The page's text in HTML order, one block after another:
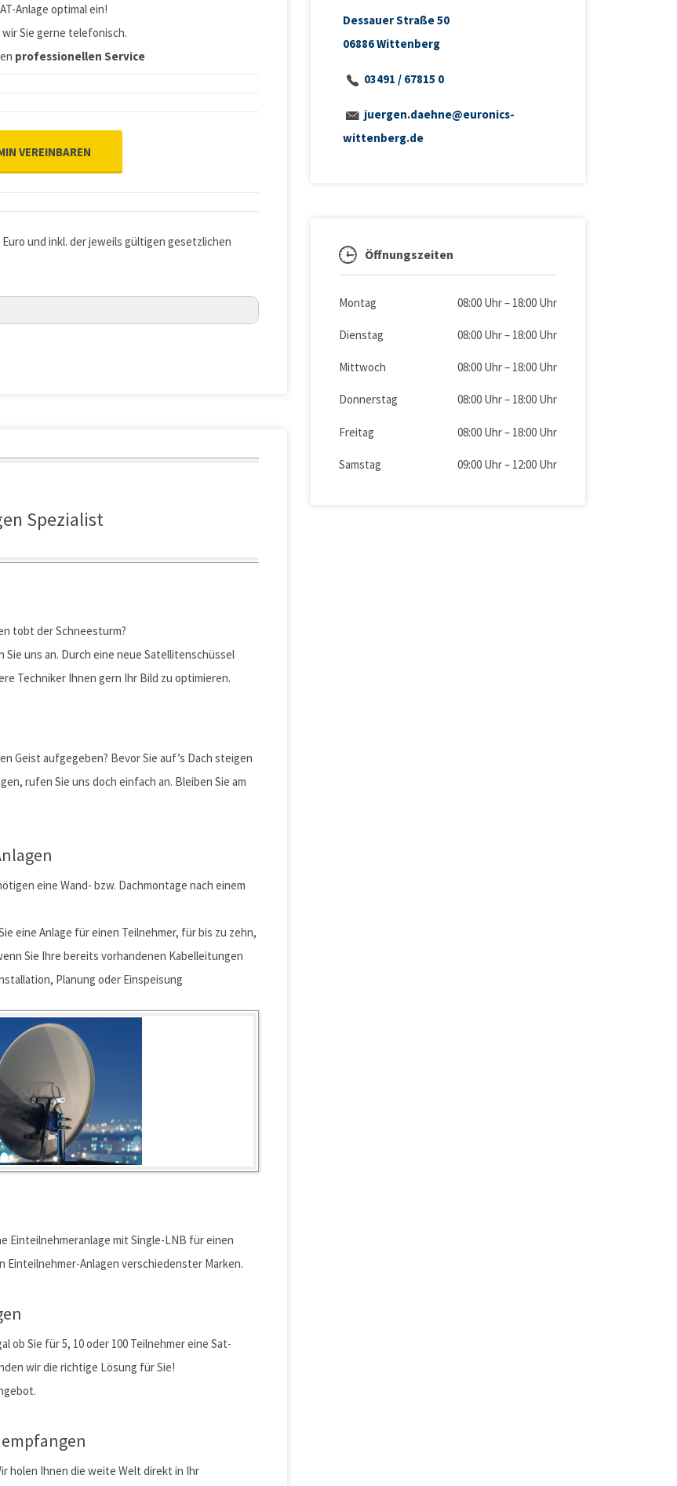
Anlage optimal ein!
Sie gerne telefonisch.
professionellen Service
VEREINBAREN
und inkl. der jeweils gültigen gesetzlichen
Spezialist
tobt der Schneesturm?
uns an. Durch eine neue Satellitenschüssel
Techniker Ihnen gern Ihr Bild zu optimieren.
Geist aufgegeben? Bevor Sie auf’s Dach steigen
rufen Sie uns doch einfach an. Bleiben Sie am
eine Wand- bzw. Dachmontage nach einem
eine Anlage für einen Teilnehmer, für bis zu zehn,
Sie Ihre bereits vorhandenen Kabelleitungen
Planung oder Einspeisung
Einteilnehmeranlage mit Single-LNB für einen
Einteilnehmer-Anlagen verschiedenster Marken.
ob Sie für 5, 10 oder 100 Teilnehmer eine Sat-
wir die richtige Lösung für Sie!
holen Ihnen die weite Welt direkt in Ihr
Dessauer Straße 50
06886 Wittenberg
03491 / 67815 0
juergen.daehne@euronics-
wittenberg.de
Öffnungszeiten
Montag 08:00 Uhr– 18:00 Uhr
Dienstag 08:00 Uhr– 18:00 Uhr
Mittwoch 08:00 Uhr– 18:00 Uhr
Donnerstag 08:00 Uhr– 18:00 Uhr
Freitag 08:00 Uhr– 18:00 Uhr
Samstag 09:00 Uhr– 12:00 Uhr